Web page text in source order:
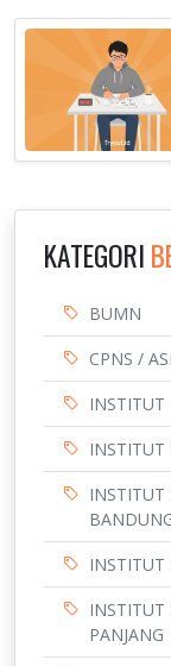
KATEGORI
BUMN
CPNS /
INSTITUT
INSTITUT
INSTITUT
INSTITUT
INSTITUT
PANJANG